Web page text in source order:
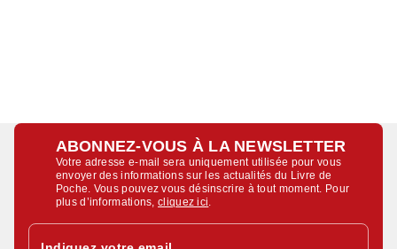
ABONNEZ-VOUS À LA NEWSLETTER
Votre adresse e-mail sera uniquement utilisée pour vous
envoyer des informations sur les actualités du Livre de
Poche. Vous pouvez vous désinscrire à tout moment. Pour
plus d’informations,cliquez ici